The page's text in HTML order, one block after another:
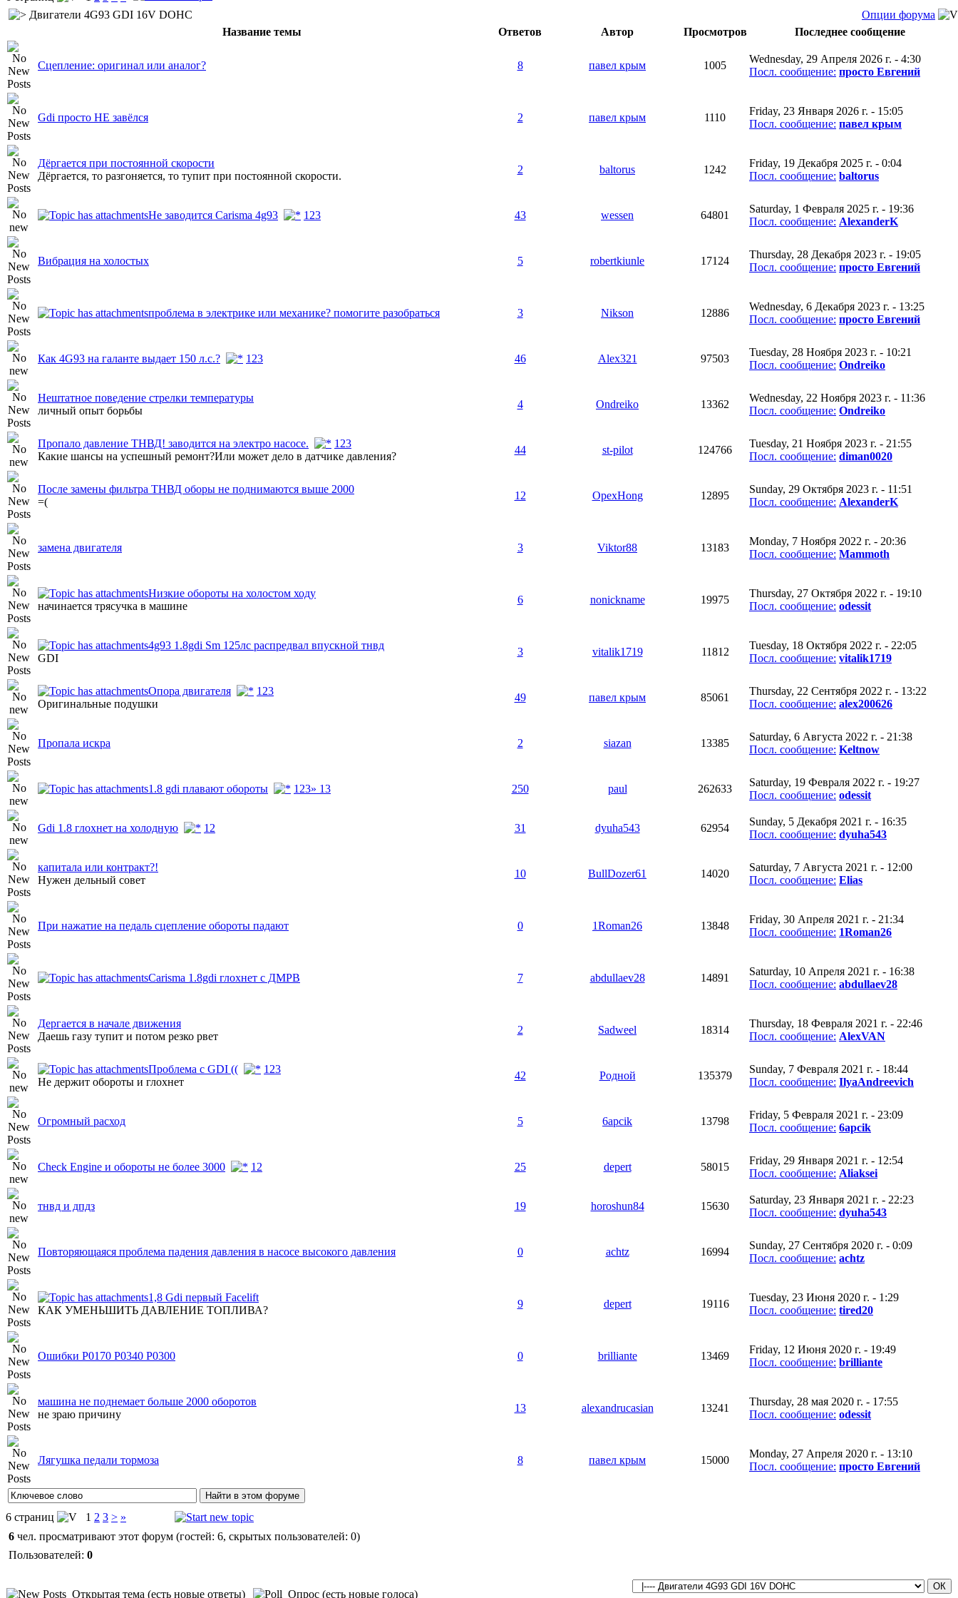
Двигатели 4G93 GDI 16V DOHC
Опции форума
Название темы
Ответов Автор Просмотров Последнее сообщение
Сцепление: оригинал или аналог? 8 павел крым 1005
Wednesday, 29 Апреля 2026 г. - 4:30
Посл. сообщение: просто Евгений
Gdi просто НЕ завёлся 2 павел крым 1110
Friday, 23 Января 2026 г. - 15:05
Посл. сообщение: павел крым
Дёргается при постоянной скорости
Дёргается, то разгоняется, то тупит при постоянной скорости.
2 baltorus 1242
Friday, 19 Декабря 2025 г. - 0:04
Посл. сообщение: baltorus
Не заводится Carisma 4g93 1 23 43 wessen 64801
Saturday, 1 Февраля 2025 г. - 19:36
Посл. сообщение: AlexanderK
Вибрация на холостых 5 robertkiunle 17124
Thursday, 28 Декабря 2023 г. - 19:05
Посл. сообщение: просто Евгений
проблема в электрике или механике? помогите разобраться 3 Nikson 12886
Wednesday, 6 Декабря 2023 г. - 13:25
Посл. сообщение: просто Евгений
Как 4G93 на галанте выдает 150 л.с.? 1 23 46 Alex321 97503
Tuesday, 28 Ноября 2023 г. - 10:21
Посл. сообщение: Ondreiko
Нештатное поведение стрелки температуры
личный опыт борьбы
4 Ondreiko 13362
Wednesday, 22 Ноября 2023 г. - 11:36
Посл. сообщение: Ondreiko
Пропало давление ТНВД! заводится на электро насосе. 1 23
Какие шансы на успешный ремонт?Или может дело в датчике давления?
44 st-pilot 124766
Tuesday, 21 Ноября 2023 г. - 21:55
Посл. сообщение: diman0020
После замены фильтра ТНВД оборы не поднимаются выше 2000
=(
12 OpexHong 12895
Sunday, 29 Октября 2023 г. - 11:51
Посл. сообщение: AlexanderK
замена двигателя 3 Viktor88 13183
Monday, 7 Ноября 2022 г. - 20:36
Посл. сообщение: Mammoth
Низкие обороты на холостом ходу
начинается трясучка в машине
6 nonickname 19975
Thursday, 27 Октября 2022 г. - 19:10
Посл. сообщение: odessit
4g93 1.8gdi Sm 125лс распредвал впускной тнвд
GDI
3 vitalik1719 11812
Tuesday, 18 Октября 2022 г. - 22:05
Посл. сообщение: vitalik1719
Опора двигателя 1 23
Оригинальные подушки
49 павел крым 85061
Thursday, 22 Сентября 2022 г. - 13:22
Посл. сообщение: alex200626
Пропала искра 2 siazan 13385
Saturday, 6 Августа 2022 г. - 21:38
Посл. сообщение: Keltnow
1.8 gdi плавают обороты 1 23» 13 250 paul 262633
Saturday, 19 Февраля 2022 г. - 19:27
Посл. сообщение: odessit
Gdi 1.8 глохнет на холодную 1 2 31 dyuha543 62954
Sunday, 5 Декабря 2021 г. - 16:35
Посл. сообщение: dyuha543
капитала или контракт?!
Нужен дельный совет
10 BullDozer61 14020
Saturday, 7 Августа 2021 г. - 12:00
Посл. сообщение: Elias
При нажатие на педаль сцепление обороты падают 0 1Roman26 13848
Friday, 30 Апреля 2021 г. - 21:34
Посл. сообщение: 1Roman26
Carisma 1.8gdi глохнет с ДМРВ 7 abdullaev28 14891
Saturday, 10 Апреля 2021 г. - 16:38
Посл. сообщение: abdullaev28
Дергается в начале движения
Даешь газу тупит и потом резко рвет
2 Sadweel 18314
Thursday, 18 Февраля 2021 г. - 22:46
Посл. сообщение: AlexVAN
Проблема с GDI (( 1 23
Не держит обороты и глохнет
42 Родной 135379
Sunday, 7 Февраля 2021 г. - 18:44
Посл. сообщение: IlyaAndreevich
Огромный расход 5 6apcik 13798
Friday, 5 Февраля 2021 г. - 23:09
Посл. сообщение: 6apcik
Check Engine и обороты не более 3000 1 2 25 depert 58015
Friday, 29 Января 2021 г. - 12:54
Посл. сообщение: Aliaksei
тнвд и дпдз 19 horoshun84 15630
Saturday, 23 Января 2021 г. - 22:23
Посл. сообщение: dyuha543
Повторяющаяся проблема падения давления в насосе высокого давления 0 achtz 16994
Sunday, 27 Сентября 2020 г. - 0:09
Посл. сообщение: achtz
1,8 Gdi первый Facelift
КАК УМЕНЬШИТЬ ДАВЛЕНИЕ ТОПЛИВА?
9 depert 19116
Tuesday, 23 Июня 2020 г. - 1:29
Посл. сообщение: tired20
Ошибки P0170 P0340 P0300 0 brilliante 13469
Friday, 12 Июня 2020 г. - 19:49
Посл. сообщение: brilliante
машина не поднемает больше 2000 оборотов
не зраю причину
13 alexandrucasian 13241
Thursday, 28 мая 2020 г. - 17:55
Посл. сообщение: odessit
Лягушка педали тормоза 8 павел крым 15000
Monday, 27 Апреля 2020 г. - 13:10
Посл. сообщение: просто Евгений
6 страниц 1 2 3 > »
6 чел. просматривают этот форум (гостей: 6, скрытых пользователей: 0)
Пользователей: 0
Открытая тема (есть новые ответы) Опрос (есть новые голоса)